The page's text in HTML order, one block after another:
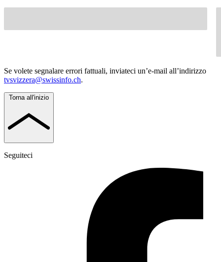
Se volete segnalare errori fattuali, inviateci un’e-mail all’indirizzo
tvsvizzera@swissinfo.ch.
Torna all'inizio
Seguiteci